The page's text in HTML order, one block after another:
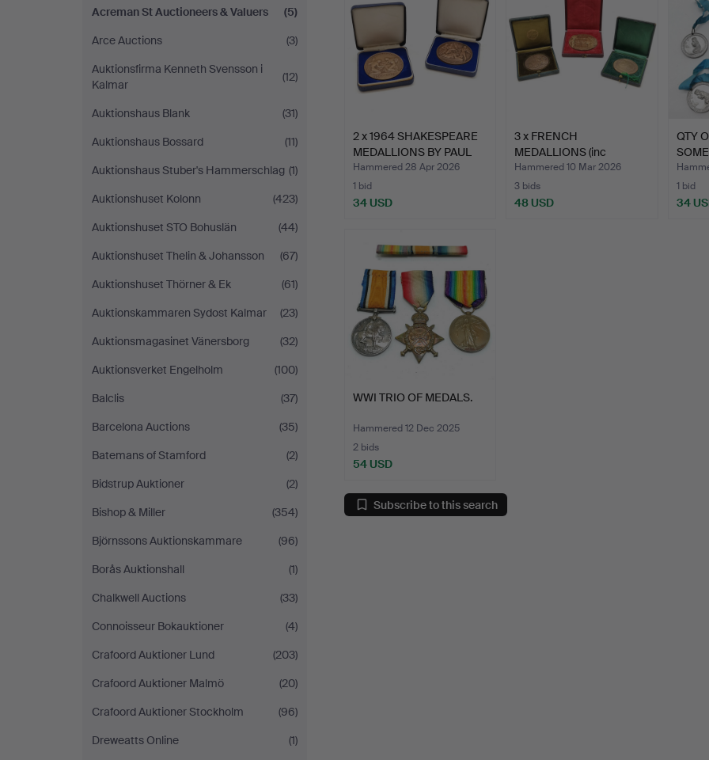
Valuers
Acreman St Auctioneers & Valuers
(5)
Arce Auctions
(3)
Auktionsfirma Kenneth Svensson i
Kalmar
(12)
Auktionshaus Blank
(31)
Auktionshaus Bossard
(11)
Auktionshaus Stuber's Hammerschlag (1)
Auktionshuset Kolonn
(423)
Auktionshuset STO Bohuslän
(44)
Auktionshuset Thelin & Johansson
(67)
Auktionshuset Thörner & Ek
(61)
Auktionskammaren Sydost Kalmar
(23)
Auktionsmagasinet Vänersborg
(32)
Auktionsverket Engelholm
(100)
Balclis
(37)
Barcelona Auctions
(35)
Batemans of Stamford
(2)
Bidstrup Auktioner
(2)
Bishop & Miller
(354)
Björnssons Auktionskammare
(96)
Borås Auktionshall
(1)
Chalkwell Auctions
(33)
Connoisseur Bokauktioner
(4)
Crafoord Auktioner Lund
(203)
Crafoord Auktioner Malmö
(20)
Crafoord Auktioner Stockholm
(96)
Dreweatts Online
(1)
2 x 1964 SHAKESPEARE
MEDALLIONS BY PAUL
VI…
Hammered 28 Apr 2026
1 bid
34 USD
3 x FRENCH
MEDALLIONS (inc
nautical) IN OR…
Hammered 10 Mar 2026
3 bids
48 USD
QTY
1 bid
34
WWI TRIO OF MEDALS.
Hammered 12 Dec 2025
2 bids
54 USD
Subscribe to this search